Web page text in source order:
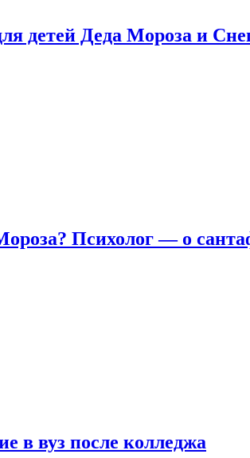
детей Деда Мороза и
Психолог — о
в вуз после колледжа